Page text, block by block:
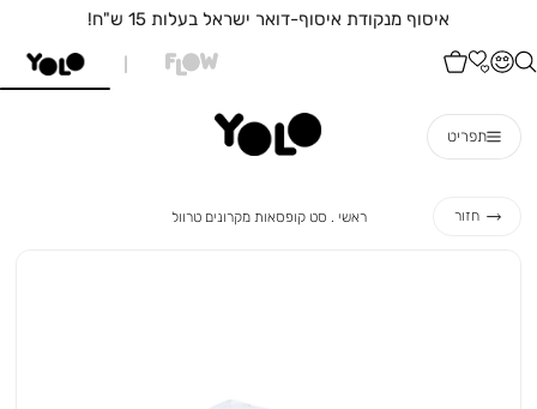
איסוף מנקודת איסוף-דואר ישראל בעלות 15 ש"ח!
תפריט
חזור ראשי ראשי
סט קופסאות מקרונים טרוולסט